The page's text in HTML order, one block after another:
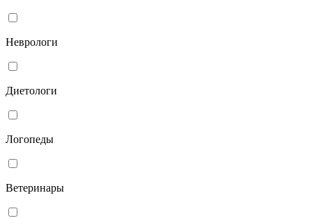
Неврологи
Диетологи
Логопеды
Ветеринары